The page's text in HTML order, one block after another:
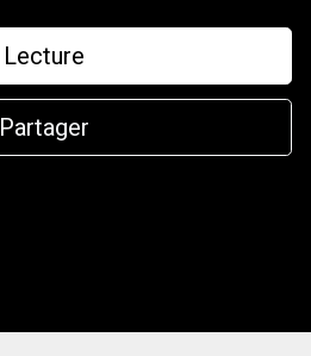
Lecture
Partager